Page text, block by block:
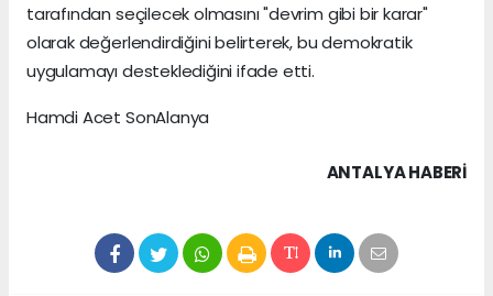
tarafından seçilecek olmasını "devrim gibi bir karar"
olarak değerlendirdiğini belirterek, bu demokratik
uygulamayı desteklediğini ifade etti.
Hamdi Acet SonAlanya
ANTALYA HABERİ